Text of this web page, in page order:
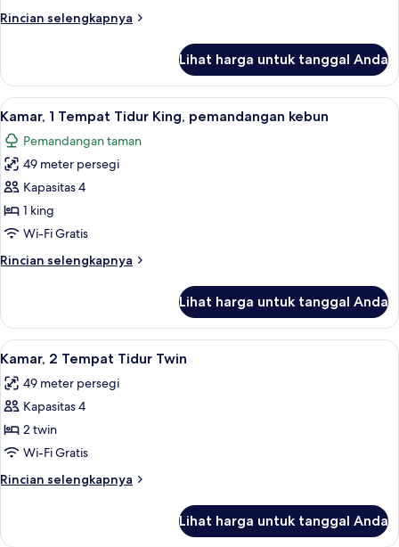
Twin,
Rincian selengkapnya
Rincian
Kamar,
Tempat
Twin,
pemandangan
Lihat harga untuk tanggal Anda
Lihat
semua
foto
untuk
Kamar,
1
Tempat
King,
1 kamar tidur, minibar, brankas, dan
4
Kamar, 1 Tempat Tidur King, pemandangan kebun
Pemandangan taman
49 meter persegi
Kapasitas 4
1 king
Wi-Fi Gratis
Rincian selengkapnya
Rincian
Kamar,
Tempat
King,
pemandangan
Lihat harga untuk tanggal Anda
Lihat
semua
foto
untuk
Kamar,
2
Tempat
Tidur
1 kamar tidur, minibar, brankas, dan
5
Kamar, 2 Tempat Tidur Twin
49 meter persegi
Kapasitas 4
2 twin
Wi-Fi Gratis
Rincian selengkapnya
Rincian
Kamar,
Lihat harga untuk tanggal Anda